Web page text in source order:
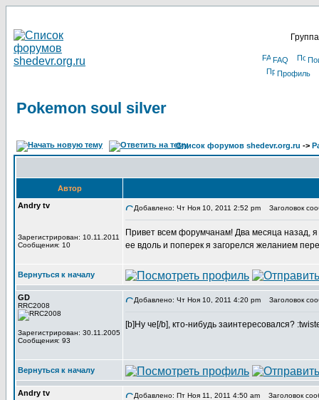
FAQ
Профиль
Pokemon soul silver
Список форумов shedevr.org.ru ->
Автор
Andry tv
Зарегистрирован: 10.11.2011
Сообщения: 10
Добавлено: Чт Ноя 10, 2011 2:52 pm Заголовок
Привет всем форумчанам! Два месяца назад,
ее вдоль и поперек я загорелся желанием
Вернуться к началу
GD
RRC2008
Зарегистрирован: 30.11.2005
Сообщения: 93
Добавлено: Чт Ноя 10, 2011 4:20 pm Заголовок
[b]Ну че[/b], кто-нибудь заинтересовался?
Вернуться к началу
Andry tv Добавлено: Пт Ноя 11, 2011 4:50 am Заголовок